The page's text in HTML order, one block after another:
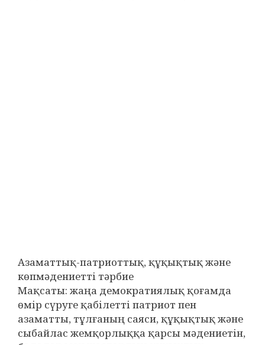
Азаматтық-патриоттық, құқықтық және
көпмәдениетті тәрбие
Мақсаты: жаңа демократиялық қоғамда
өмір сүруге қабілетті патриот пен
азаматты, тұлғаның саяси, құқықтық және
сыбайлас жемқорлыққа қарсы мәдениетін,